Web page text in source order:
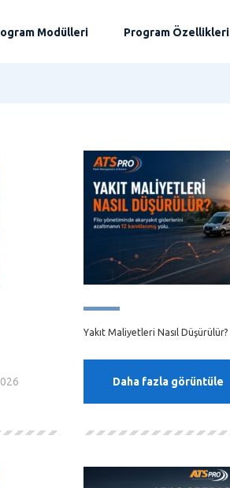
Modülleri Program Özellikleri
Yakıt Maliyetleri Nasıl Düşürülür?
Daha fazla görüntüle